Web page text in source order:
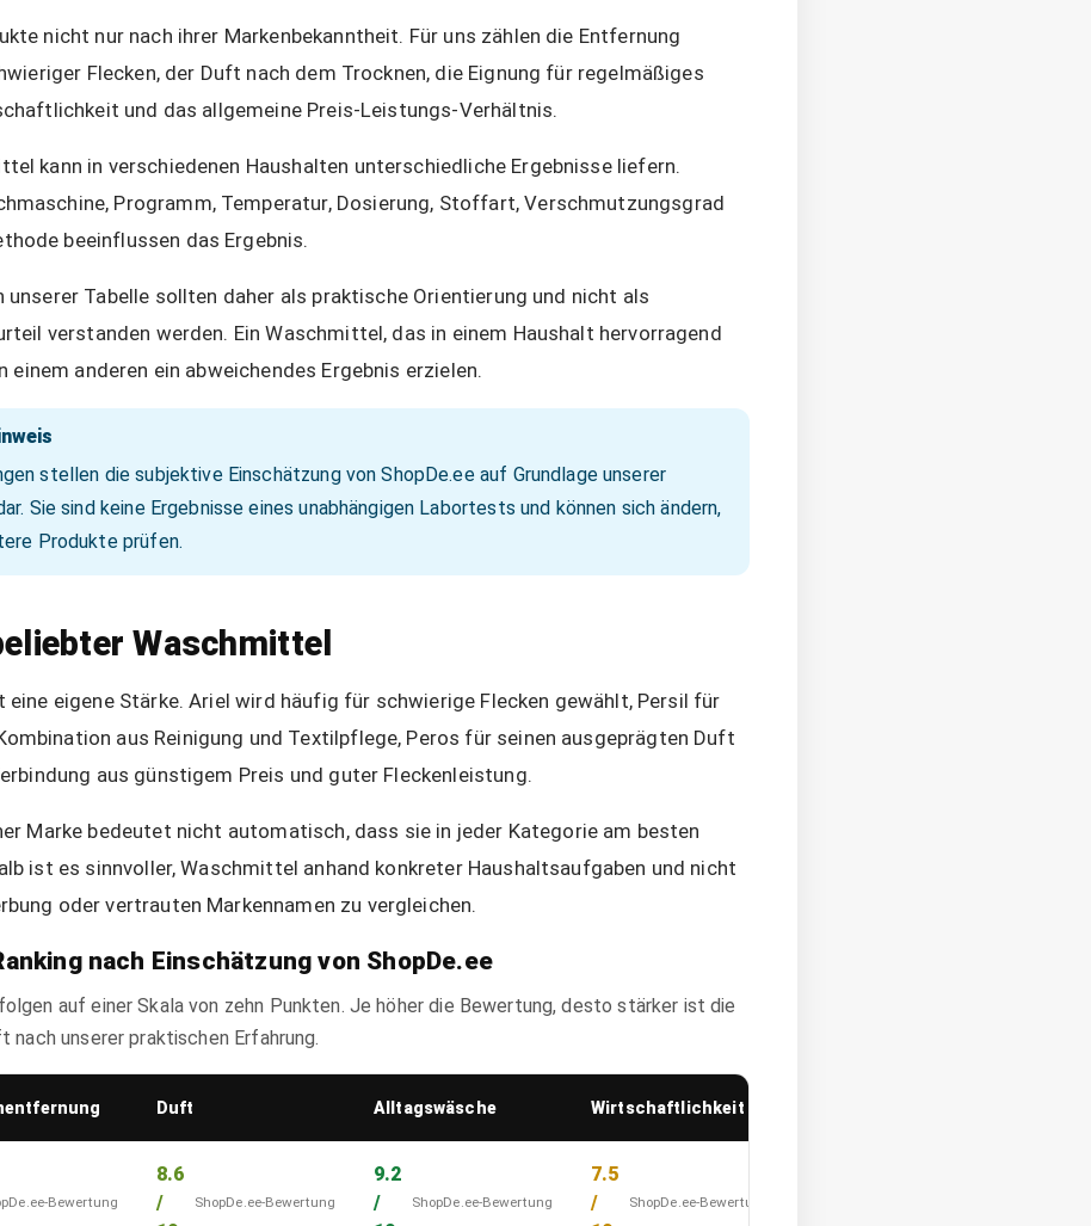
nicht nur nach ihrer Markenbekanntheit. Für uns zählen die Entfernung
Flecken, der Duft nach dem Trocknen, die Eignung für regelmäßiges
und das allgemeine Preis-Leistungs-Verhältnis.
kann in verschiedenen Haushalten unterschiedliche Ergebnisse liefern.
Programm, Temperatur, Dosierung, Stoffart, Verschmutzungsgrad
beeinflussen das Ergebnis.
unserer Tabelle sollten daher als praktische Orientierung und nicht als
verstanden werden. Ein Waschmittel, das in einem Haushalt hervorragend
einem anderen ein abweichendes Ergebnis erzielen.
stellen die subjektive Einschätzung von ShopDe.ee auf Grundlage unserer
Sie sind keine Ergebnisse eines unabhängigen Labortests und können sich ändern,
Produkte prüfen.
Waschmittel
eine eigene Stärke. Ariel wird häufig für schwierige Flecken gewählt, Persil für
aus Reinigung und Textilpflege, Peros für seinen ausgeprägten Duft
aus günstigem Preis und guter Fleckenleistung.
Marke bedeutet nicht automatisch, dass sie in jeder Kategorie am besten
ist es sinnvoller, Waschmittel anhand konkreter Haushaltsaufgaben und nicht
oder vertrauten Markennamen zu vergleichen.
nach Einschätzung von ShopDe.ee
auf einer Skala von zehn Punkten. Je höher die Bewertung, desto stärker ist die
nach unserer praktischen Erfahrung.
Duft Alltagswäsche Wirtschaftlichkeit
Bewertung
8.6
/
ShopDe.ee-Bewertung
9.2
/
ShopDe.ee-Bewertung
7.5
/
ShopDe.ee-Bewertung